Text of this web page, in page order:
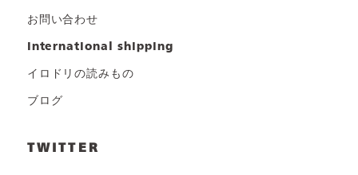
お問い合わせ
international shipping
イロドリの読みもの
ブログ
TWITTER